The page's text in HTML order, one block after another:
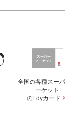
全国の各種スー
ーケット
のEdyカード